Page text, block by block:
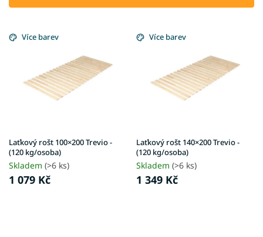
u
ý
u
k
t
ů
Více barev
Laťkový rošt 100×200 Trevio -
(120 kg/osoba)
Skladem (>6 ks)
1 079 Kč
Více barev
Laťkový rošt 140×200 Trevio -
(120 kg/osoba)
Skladem (>6 ks)
1 349 Kč